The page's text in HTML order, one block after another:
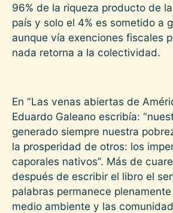
96% de la riqueza producto de
país y solo el 4% es sometido a
aunque vía exenciones fiscales
nada retorna a la colectividad.
En “Las venas abiertas de
Eduardo Galeano escribía:
generado siempre nuestra
la prosperidad de otros: los
caporales nativos”. Más de
después de escribir el libro el
palabras permanece
medio ambiente y las